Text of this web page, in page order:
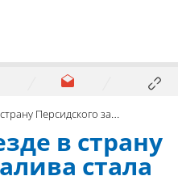
залива стала реальностью»
в страну
стала